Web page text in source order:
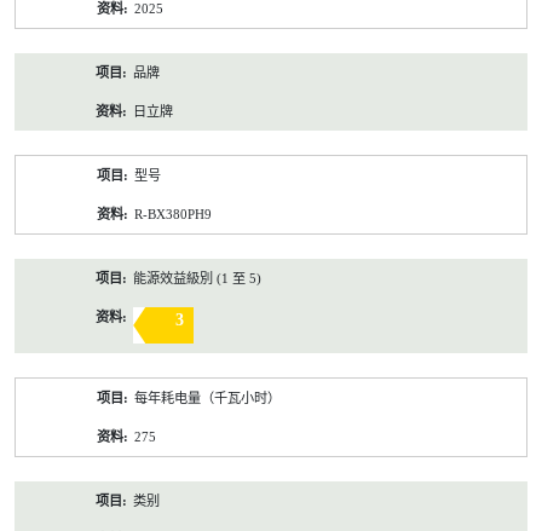
2025
品牌
日立牌
型号
R-BX380PH9
能源效益級別 (1 至 5)
3
每年耗电量（千瓦小时）
275
类别